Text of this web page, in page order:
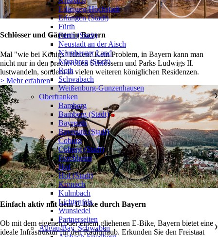
Schlösser und Gärten in Bayern
Mal "wie bei Königs" fühlen? Kein Problem, in Bayern kann man
nicht nur in den prachtvollen Schlössern und Parks Ludwigs II.
lustwandeln, sondern in vielen weiteren königlichen Residenzen.
> Mehr erfahren
Einfach aktiv mit dem E-Bike durch Bayern
Ob mit dem eigenen oder einem gliehenen E-Bike, Bayern bietet eine
ideale Infrastruktur für den Radlurlaub. Erkunden Sie den Freistaat
Erlangen-Höchstadt
Erlangen (Stadt)
Fürth
Fürth (Stadt)
Neustadt an der Aisch
Nürnberger Land
Nürnberg (Stadt)
Roth
Schwabach
Weißenburg-Gunzenhausen
Oberfranken
❯
Bamberg
Bamberg (Stadt)
Bayreuth
Bayreuth (Stadt)
Coburg
Coburg (Stadt)
Forchheim
Hof
Hof (Stadt)
Kronach
Kulmbach
Lichtenfels
Wunsiedel
Partnerseiten
Allgäu/Bay. Schwaben
❯